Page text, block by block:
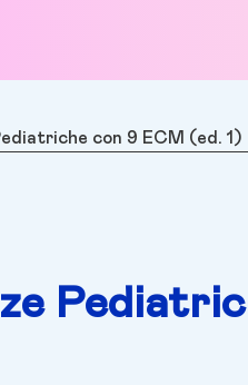
con 9 ECM (ed. 1)